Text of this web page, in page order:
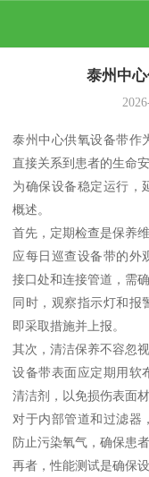
泰州中
泰州中心供氧设备带作
直接关系到患者的生命
为确保设备稳定运行，
概述。
首先，定期检查是保养维
应每日巡查设备带的外
接口处和连接管道，需
同时，观察指示灯和报
即采取措施并上报。
其次，清洁保养不容忽视
设备带表面应定期用软
清洁剂，以免损伤表面材
对于内部管道和过滤器
防止污染氧气，确保患
再者，性能测试是确保